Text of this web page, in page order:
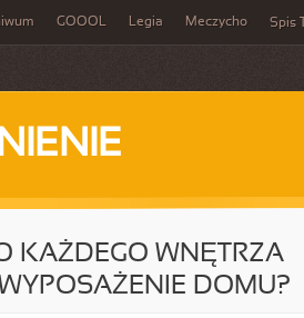
GOOOL Legia Meczycho Spis
KAŻDEGO WNĘTRZA
DOMU?